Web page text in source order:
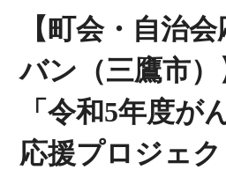
【町会・自治
バン（三鷹市
「令和5年度が
応援プロジェ